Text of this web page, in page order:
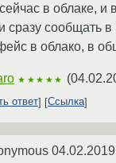
в облаке, и
сразу сообщать
в облако, в
★★★★★ (
ответ
Ссылка